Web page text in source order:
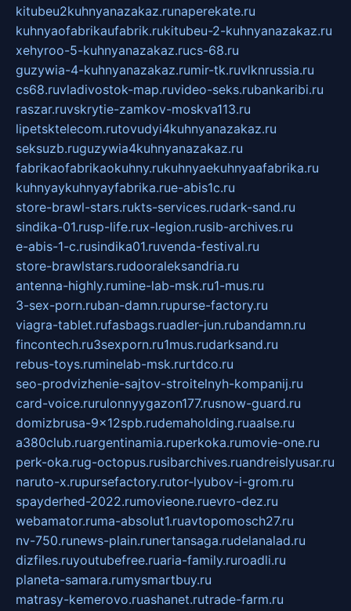
kitubeu2kuhnyanazakaz.runaperekate.ru
kuhnyaofabrikaufabrik.rukitubeu-2-kuhnyanazakaz.ru
xehyroo-5-kuhnyanazakaz.rucs-68.ru
guzywia-4-kuhnyanazakaz.rumir-tk.ruvlknrussia.ru
cs68.ruvladivostok-map.ruvideo-seks.rubankaribi.ru
raszar.ruvskrytie-zamkov-moskva113.ru
lipetsktelecom.rutovudyi4kuhnyanazakaz.ru
seksuzb.ruguzywia4kuhnyanazakaz.ru
fabrikaofabrikaokuhny.rukuhnyaekuhnyaafabrika.ru
kuhnyaykuhnyayfabrika.rue-abis1c.ru
store-brawl-stars.rukts-services.rudark-sand.ru
sindika-01.rusp-life.rux-legion.rusib-archives.ru
e-abis-1-c.rusindika01.ruvenda-festival.ru
store-brawlstars.rudooraleksandria.ru
antenna-highly.rumine-lab-msk.ru1-mus.ru
3-sex-porn.ruban-damn.rupurse-factory.ru
viagra-tablet.rufasbags.ruadler-jun.rubandamn.ru
fincontech.ru3sexporn.ru1mus.rudarksand.ru
rebus-toys.ruminelab-msk.rurtdco.ru
seo-prodvizhenie-sajtov-stroitelnyh-kompanij.ru
card-voice.rurulonnyygazon177.rusnow-guard.ru
domizbrusa-9x12spb.rudemaholding.ruaalse.ru
a380club.ruargentinamia.ruperkoka.rumovie-one.ru
perk-oka.rug-octopus.rusibarchives.ruandreislyusar.ru
naruto-x.rupursefactory.rutor-lyubov-i-grom.ru
spayderhed-2022.rumovieone.ruevro-dez.ru
webamator.ruma-absolut1.ruavtopomosch27.ru
nv-750.runews-plain.runertansaga.rudelanalad.ru
dizfiles.ruyoutubefree.ruaria-family.ruroadli.ru
planeta-samara.rumysmartbuy.ru
matrasy-kemerovo.ruashanet.rutrade-farm.ru